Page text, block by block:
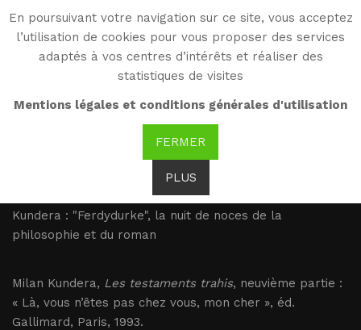
En poursuivant votre navigation sur ce site, vous acceptez
l’utilisation de cookies pour vous proposer des services
adaptés à vos centres d’intérêts et réaliser des
statistiques de visites
Mentions légales et conditions générales d'utilisation
FERMER
PLUS
WG
Witold Gombrowicz
Kundera : "Ferdydurke",
la nuit de noces de la
philosophie et du roman
Kundera : "Ferdydurke", la nuit de noces de la
philosophie et du roman
Milan Kundera, Les testaments trahis, neuvième partie :
« Là, vous n’êtes pas chez vous, mon cher », éd.
Gallimard, Paris, 1993.